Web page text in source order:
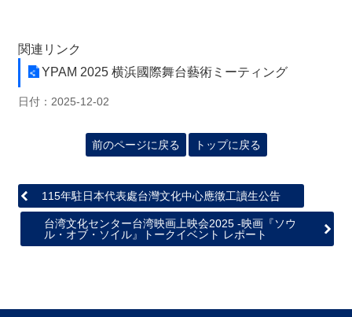
関連リンク
YPAM 2025 横浜國際舞台藝術ミーティング
日付：2025-12-02
前のページに戻る トップに戻る
115年駐日本代表處台灣文化中心應徵工讀生公告
台湾文化センター台湾映画上映会2025 -映画『ソウ
ル・オブ・ソイル』トークイベント レポート